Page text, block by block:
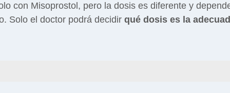
con Misoprostol, pero la dosis es diferente y
Solo el doctor podrá decidir qué dosis es la